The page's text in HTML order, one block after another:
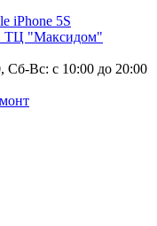
iPhone 5S
ТЦ "Максидом"
Сб-Вс: с 10:00 до 20:00